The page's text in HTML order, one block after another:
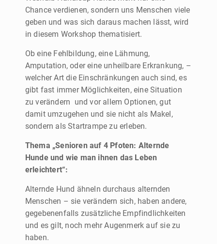
Chance verdienen, sondern uns Menschen viele
geben und was sich daraus machen lässt, wird
in diesem Workshop thematisiert.
Ob eine Fehlbildung, eine Lähmung,
Amputation, oder eine unheilbare Erkrankung, –
welcher Art die Einschränkungen auch sind, es
gibt fast immer Möglichkeiten, eine Situation
zu verändern und vor allem Optionen, gut
damit umzugehen und sie nicht als Makel,
sondern als Startrampe zu erleben.
Thema „Senioren auf 4 Pfoten: Alternde
Hunde und wie man ihnen das Leben
erleichtert“:
Alternde Hund ähneln durchaus alternden
Menschen – sie verändern sich, haben andere,
gegebenenfalls zusätzliche Empfindlichkeiten
und es gilt, noch mehr Augenmerk auf sie zu
haben.